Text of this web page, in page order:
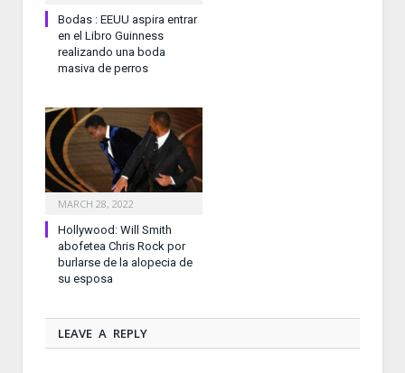
Bodas : EEUU aspira entrar
en el Libro Guinness
realizando una boda
masiva de perros
MARCH 28, 2022
Hollywood: Will Smith
abofetea Chris Rock por
burlarse de la alopecia de
su esposa
LEAVE A REPLY